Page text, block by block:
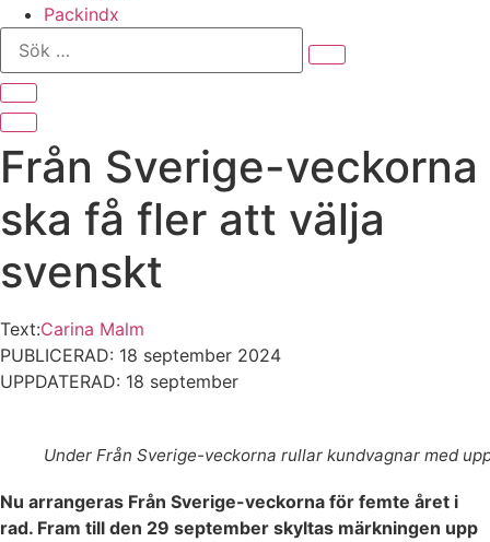
Packindx
Sök
Från Sverige-veckorna
ska få fler att välja
svenskt
Text:Carina Malm
PUBLICERAD: 18 september 2024
UPPDATERAD: 18 september
Under Från Sverige-veckorna rullar kundvagnar med
Nu arrangeras Från Sverige-veckorna för femte året i
rad. Fram till den 29 september skyltas märkningen upp